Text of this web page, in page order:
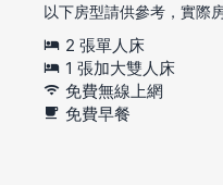
以下房型請供參考，實際
2 張單人床
1 張加大雙人床
免費無線上網
免費早餐